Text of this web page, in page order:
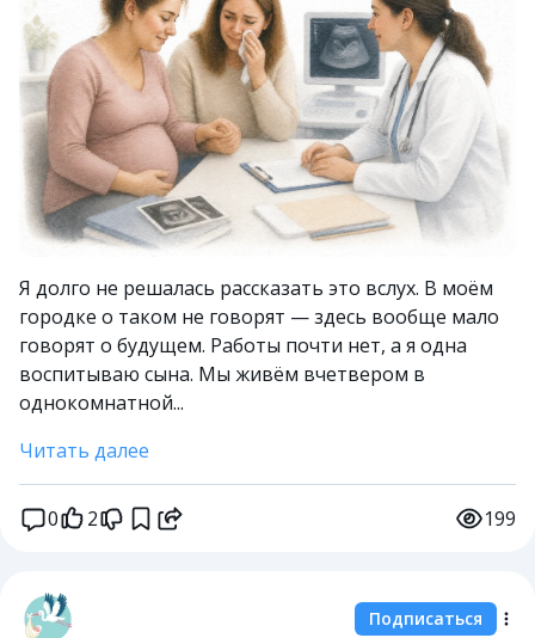
Я долго не решалась рассказать это вслух. В моём
городке о таком не говорят — здесь вообще мало
говорят о будущем. Работы почти нет, а я одна
воспитываю сына. Мы живём вчетвером в
однокомнатной...
Читать далее
0 2 199
Подписаться